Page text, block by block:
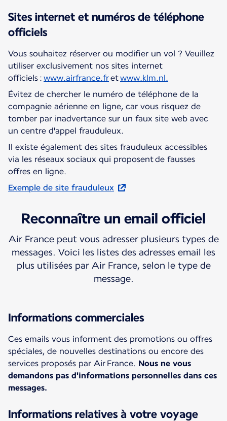
Sites internet et numéros de téléphone
officiels
Vous souhaitez réserver ou modifier un vol ? Veuillez
utiliser exclusivement nos sites internet
officiels : www.airfrance.fretwww.klm.nl.
Évitez de chercher le numéro de téléphone de la
compagnie aérienne en ligne, car vous risquez de
tomber par inadvertance sur un faux site web avec
un centre d'appel frauduleux.
Il existe également des sites frauduleux accessibles
via les réseaux sociaux qui proposent de fausses
offres en ligne.
Exemple de site frauduleux
Reconnaître un email officiel
Air France peut vous adresser plusieurs types de
messages. Voici les listes des adresses email les
plus utilisées par Air France, selon le type de
message.
Informations commerciales
Ces emails vous informent des promotions ou offres
spéciales, de nouvelles destinations ou encore des
services proposés par Air France. Nous ne vous
demandons pas d'informations personnelles dans ces
messages.
Informations relatives à votre voyage